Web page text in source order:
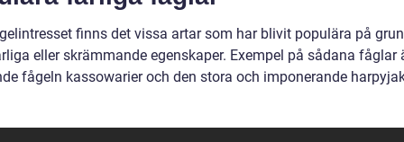
finns det vissa artar som har blivit populära på
eller skrämmande egenskaper. Exempel på sådana fåglar
fågeln kassowarier och den stora och imponerande